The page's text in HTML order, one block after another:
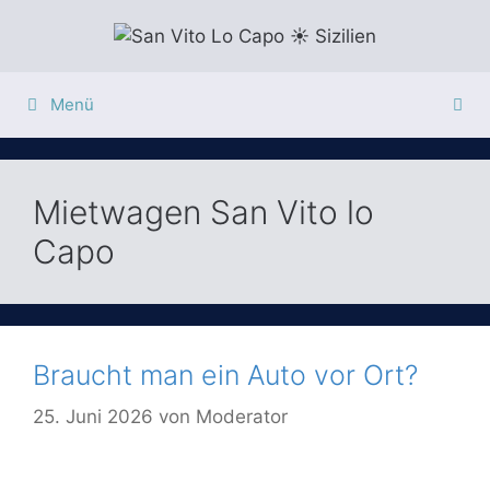
Menü
Mietwagen San Vito lo
Capo
Braucht man ein Auto vor Ort?
25. Juni 2026 von Moderator